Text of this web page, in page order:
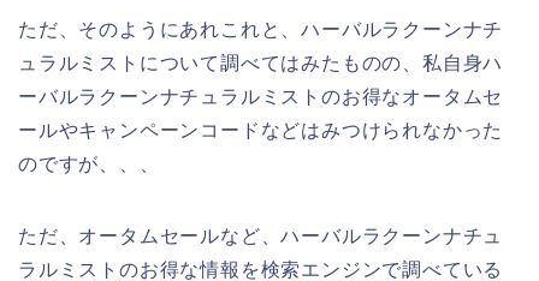
ただ、そのようにあれこれと、ハーバルラクーンナチ
ュラルミストについて調べてはみたものの、私自身ハ
ーバルラクーンナチュラルミストのお得なオータムセ
ールやキャンペーンコードなどはみつけられなかった
のですが、、、
ただ、オータムセールなど、ハーバルラクーンナチュ
ラルミストのお得な情報を検索エンジンで調べている